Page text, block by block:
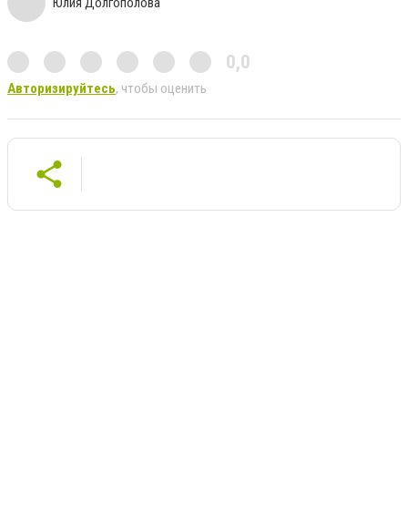
0,0
Авторизируйтесь, чтобы оценить